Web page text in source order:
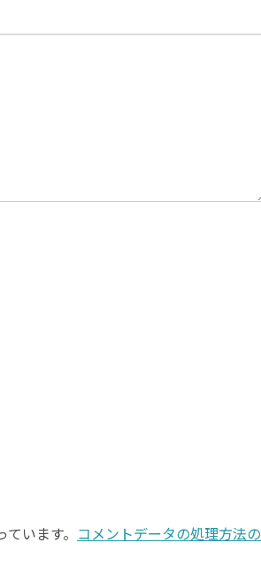
います。 コメントデータの処理方法の